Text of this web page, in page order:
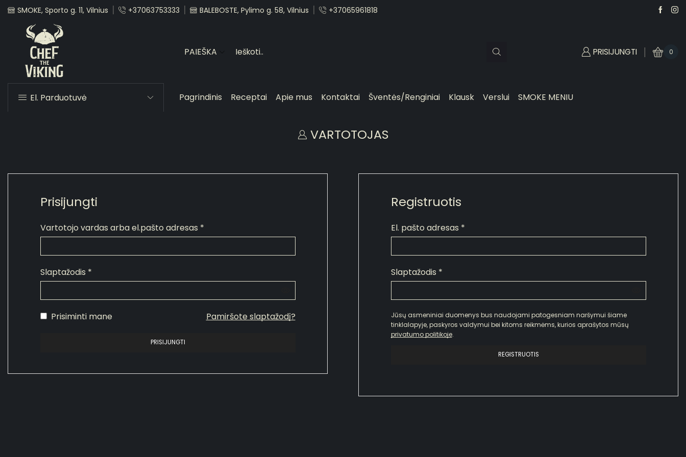
SMOKE, Sporto g. 11, Vilnius +37063753333 BALEBOSTE, Pylimo g. 58, Vilnius +37065961818
PAIEŠKA PRISIJUNGTI 0
El. Parduotuvė Pagrindinis Receptai Apie mus Kontaktai Šventės/Renginiai Klausk Verslui SMOKE MENIU
VARTOTOJAS
Prisijungti
Vartotojo vardas arba el.pašto adresas *
Slaptažodis *
Prisiminti mane Pamiršote slaptažodį?
PRISIJUNGTI
Registruotis
El. pašto adresas *
Slaptažodis *
Jūsų asmeniniai duomenys bus naudojami patogesniam naršymui šiame
tinklalapyje, paskyros valdymui bei kitoms reikmėms, kurios aprašytos mūsų
privatumo politikoje.
REGISTRUOTIS